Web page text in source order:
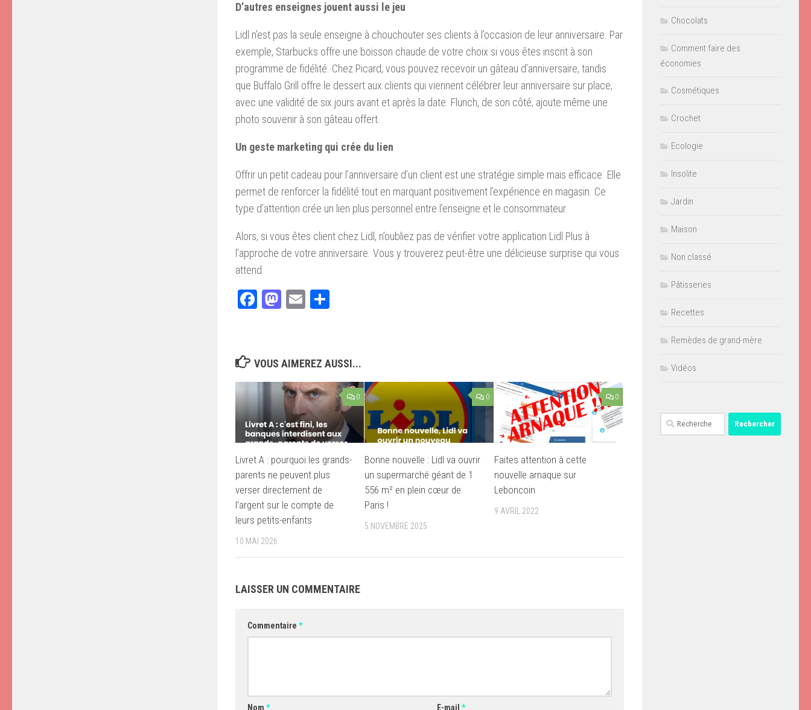
D’autres enseignes jouent aussi le jeu
Lidl n’est pas la seule enseigne à chouchouter ses clients à l’occasion de leur anniversaire. Par
exemple, Starbucks offre une boisson chaude de votre choix si vous êtes inscrit à son
programme de fidélité. Chez Picard, vous pouvez recevoir un gâteau d’anniversaire, tandis
que Buffalo Grill offre le dessert aux clients qui viennent célébrer leur anniversaire sur place,
avec une validité de six jours avant et après la date. Flunch, de son côté, ajoute même une
photo souvenir à son gâteau offert.
Un geste marketing qui crée du lien
Offrir un petit cadeau pour l’anniversaire d’un client est une stratégie simple mais efficace. Elle
permet de renforcer la fidélité tout en marquant positivement l’expérience en magasin. Ce
type d’attention crée un lien plus personnel entre l’enseigne et le consommateur.
Alors, si vous êtes client chez Lidl, n’oubliez pas de vérifier votre application Lidl Plus à
l’approche de votre anniversaire. Vous y trouverez peut-être une délicieuse surprise qui vous
attend.
Facebook
Mastodon
Email
VOUS AIMEREZ AUSSI...
0
Livret A : pourquoi les grands-
parents ne peuvent plus
verser directement de
l’argent sur le compte de
leurs petits-enfants
10 MAI 2026
0
Bonne nouvelle : Lidl va ouvrir
un supermarché géant de 1
556 m² en plein cœur de
Paris !
5 NOVEMBRE 2025
0
Faites attention à cette
nouvelle arnaque sur
Leboncoin
9 AVRIL 2022
LAISSER UN COMMENTAIRE
Commentaire *
Nom * E-mail*
Chocolats
Comment faire des
économies
Cosmétiques
Crochet
Ecologie
Insolite
Jardin
Maison
Non classé
Pâtisseries
Recettes
Remèdes de grand-mère
Vidéos
Rechercher :